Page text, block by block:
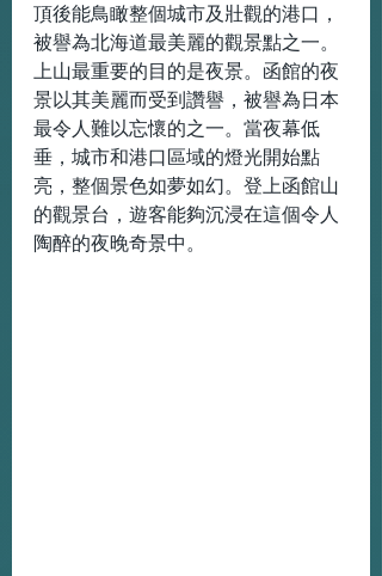
頂後能鳥瞰整個城市及壯觀的港口，
被譽為北海道最美麗的觀景點之一。
上山最重要的目的是夜景。函館的夜
景以其美麗而受到讚譽，被譽為日本
最令人難以忘懷的之一。當夜幕低
垂，城市和港口區域的燈光開始點
亮，整個景色如夢如幻。登上函館山
的觀景台，遊客能夠沉浸在這個令人
陶醉的夜晚奇景中。